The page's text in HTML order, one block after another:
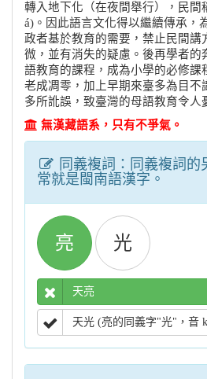
轉入地下化（在夜間舉行），民間
á)。因此語言文化得以繼續傳承，
政者基於教育的需要，禁止民間講
微，並有消失的疑慮。後再學者的
語教育的課程，成為小學的必修課
老成凋零，加上早期來臺多為目不
多所訛誤，致臺灣的母語教育令人
無漢藏語系，只有不爭氣。
同義複詞：同義複詞的
常就是閩南語漢字。
亮 光
天亮
天光 (亮的同義字"光"，音 kng，